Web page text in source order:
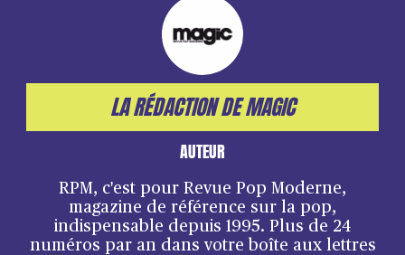
LA RÉDACTION DE MAGIC
AUTEUR
RPM, c'est pour Revue Pop Moderne,
magazine de référence sur la pop,
indispensable depuis 1995. Plus de 24
numéros par an dans votre boîte aux lettres